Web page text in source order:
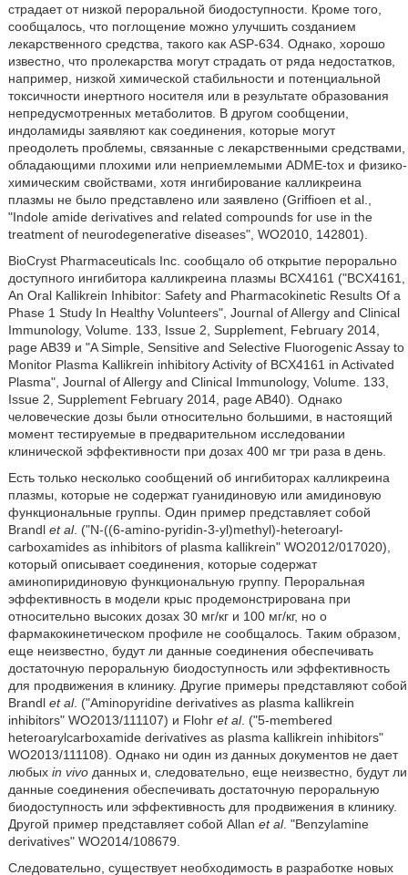
страдает от низкой пероральной биодоступности. Кроме того,
сообщалось, что поглощение можно улучшить созданием
лекарственного средства, такого как ASP-634. Однако, хорошо
известно, что пролекарства могут страдать от ряда недостатков,
например, низкой химической стабильности и потенциальной
токсичности инертного носителя или в результате образования
непредусмотренных метаболитов. В другом сообщении,
индоламиды заявляют как соединения, которые могут
преодолеть проблемы, связанные с лекарственными средствами,
обладающими плохими или неприемлемыми ADME-tox и физико-
химическим свойствами, хотя ингибирование калликреина
плазмы не было представлено или заявлено (Griffioen et al.,
ʺIndole amide derivatives and related compounds for use in the
treatment of neurodegenerative diseasesʺ, WO2010, 142801).
BioCryst Pharmaceuticals Inc. сообщало об открытие перорально
доступного ингибитора калликреина плазмы BCX4161 (ʺBCX4161,
An Oral Kallikrein Inhibitor: Safety and Pharmacokinetic Results Of a
Phase 1 Study In Healthy Volunteersʺ, Journal of Allergy and Clinical
Immunology, Volume. 133, Issue 2, Supplement, February 2014,
page AB39 и ʺA Simple, Sensitive and Selective Fluorogenic Assay to
Monitor Plasma Kallikrein inhibitory Activity of BCX4161 in Activated
Plasmaʺ, Journal of Allergy and Clinical Immunology, Volume. 133,
Issue 2, Supplement February 2014, page AB40). Однако
человеческие дозы были относительно большими, в настоящий
момент тестируемые в предварительном исследовании
клинической эффективности при дозах 400 мг три раза в день.
Есть только несколько сообщений об ингибиторах калликреина
плазмы, которые не содержат гуанидиновую или амидиновую
функциональные группы. Один пример представляет собой
Brandl et al. (ʺN-((6-amino-pyridin-3-yl)methyl)-heteroaryl-
carboxamides as inhibitors of plasma kallikreinʺ WO2012/017020),
который описывает соединения, которые содержат
аминопиридиновую функциональную группу. Пероральная
эффективность в модели крыс продемонстрирована при
относительно высоких дозах 30 мг/кг и 100 мг/кг, но о
фармакокинетическом профиле не сообщалось. Таким образом,
еще неизвестно, будут ли данные соединения обеспечивать
достаточную пероральную биодоступность или эффективность
для продвижения в клинику. Другие примеры представляют собой
Brandl et al. (ʺAminopyridine derivatives as plasma kallikrein
inhibitorsʺ WO2013/111107) и Flohr et al. (ʺ5-membered
heteroarylcarboxamide derivatives as plasma kallikrein inhibitorsʺ
WO2013/111108). Однако ни один из данных документов не дает
любых in vivoданных и, следовательно, еще неизвестно, будут ли
данные соединения обеспечивать достаточную пероральную
биодоступность или эффективность для продвижения в клинику.
Другой пример представляет собой Allan et al. ʺBenzylamine
derivativesʺ WO2014/108679.
Следовательно, существует необходимость в разработке новых